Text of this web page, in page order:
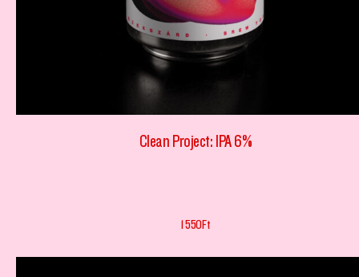
Clean Project: IPA 6%
1 550Ft